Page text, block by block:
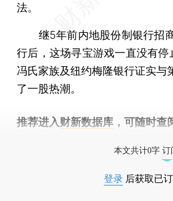
法。
继5年前内地股份制银行招商
行后，这场寻宝游戏一直没有
冯氏家族及纽约梅隆银行证实与
了一股热潮。
推荐进入财新数据库 ，可随时
本文共计0字
登录 后获取已